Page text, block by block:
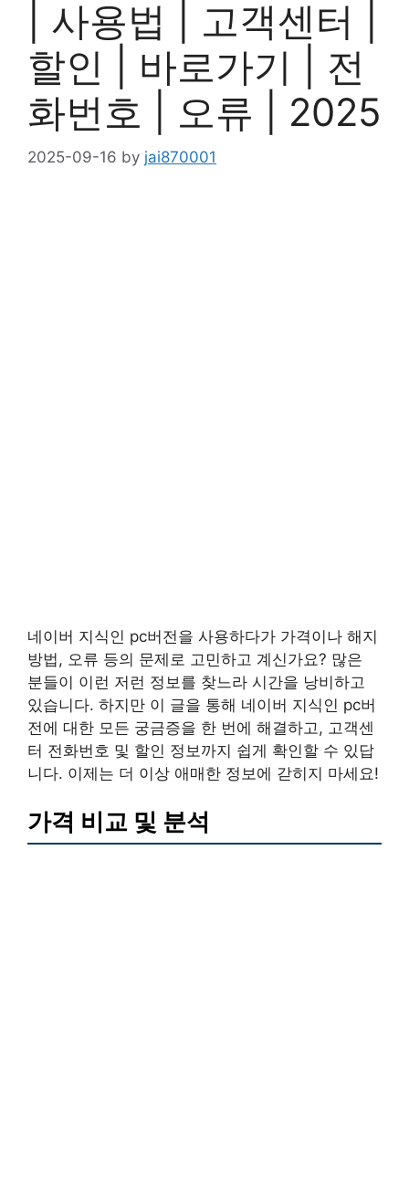
| 사용법 | 고객센터 |
할인 | 바로가기 | 전
화번호 | 오류 | 2025
2025-09-16 by jai870001
네이버 지식인 pc버전을 사용하다가 가격이나 해지
방법, 오류 등의 문제로 고민하고 계신가요? 많은
분들이 이런 저런 정보를 찾느라 시간을 낭비하고
있습니다. 하지만 이 글을 통해 네이버 지식인 pc버
전에 대한 모든 궁금증을 한 번에 해결하고, 고객센
터 전화번호 및 할인 정보까지 쉽게 확인할 수 있답
니다. 이제는 더 이상 애매한 정보에 갇히지 마세요!
가격 비교 및 분석